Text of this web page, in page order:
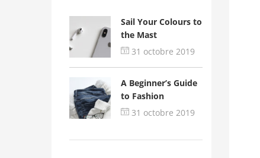
Sail Your Colours to
the Mast
31 octobre 2019
A Beginner’s Guide
to Fashion
31 octobre 2019